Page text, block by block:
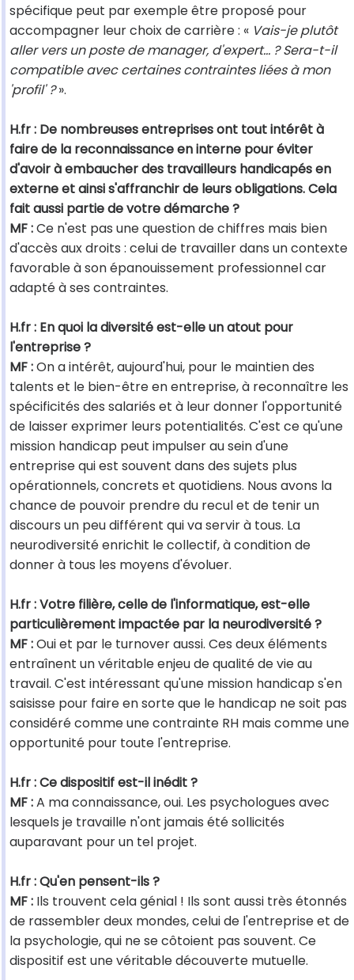
spécifique peut par exemple être proposé pour
accompagner leur choix de carrière : « Vais-je plutôt
aller vers un poste de manager, d'expert… ? Sera-t-il
compatible avec certaines contraintes liées à mon
'profil' ?».
H.fr : De nombreuses entreprises ont tout intérêt à
faire de la reconnaissance en interne pour éviter
d'avoir à embaucher des travailleurs handicapés en
externe et ainsi s'affranchir de leurs obligations. Cela
fait aussi partie de votre démarche ?
MF :Ce n'est pas une question de chiffres mais bien
d'accès aux droits : celui de travailler dans un contexte
favorable à son épanouissement professionnel car
adapté à ses contraintes.
H.fr : En quoi la diversité est-elle un atout pour
l'entreprise ?
MF :On a intérêt, aujourd'hui, pour le maintien des
talents et le bien-être en entreprise, à reconnaître les
spécificités des salariés et à leur donner l'opportunité
de laisser exprimer leurs potentialités. C'est ce qu'une
mission handicap peut impulser au sein d'une
entreprise qui est souvent dans des sujets plus
opérationnels, concrets et quotidiens. Nous avons la
chance de pouvoir prendre du recul et de tenir un
discours un peu différent qui va servir à tous. La
neurodiversité enrichit le collectif, à condition de
donner à tous les moyens d'évoluer.
H.fr : Votre filière, celle de l'informatique, est-elle
particulièrement impactée par la neurodiversité ?
MF :Oui et par le turnover aussi. Ces deux éléments
entraînent un véritable enjeu de qualité de vie au
travail. C'est intéressant qu'une mission handicap s'en
saisisse pour faire en sorte que le handicap ne soit pas
considéré comme une contrainte RH mais comme une
opportunité pour toute l'entreprise.
H.fr : Ce dispositif est-il inédit ?
MF :A ma connaissance, oui. Les psychologues avec
lesquels je travaille n'ont jamais été sollicités
auparavant pour un tel projet.
H.fr : Qu'en pensent-ils ?
MF : Ils trouvent cela génial ! Ils sont aussi très étonnés
de rassembler deux mondes, celui de l'entreprise et de
la psychologie, qui ne se côtoient pas souvent. Ce
dispositif est une véritable découverte mutuelle.